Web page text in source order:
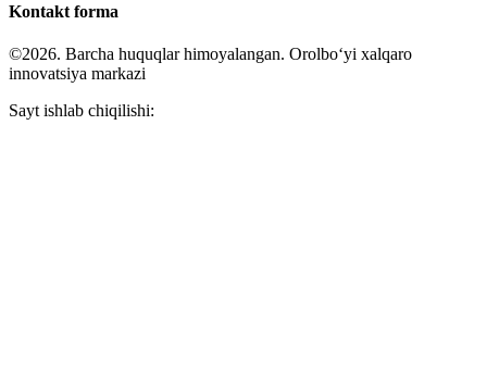
Kontakt forma
©2026. Barcha huquqlar himoyalangan. Orolboʻyi xalqaro
innovatsiya markazi
Sayt ishlab chiqilishi: